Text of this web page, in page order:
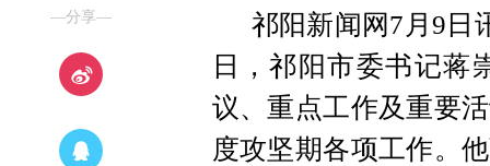
—分享—
祁阳新闻网7月9日
日，祁阳市委书记蒋
议、重点工作及重要
度攻坚期各项工作。